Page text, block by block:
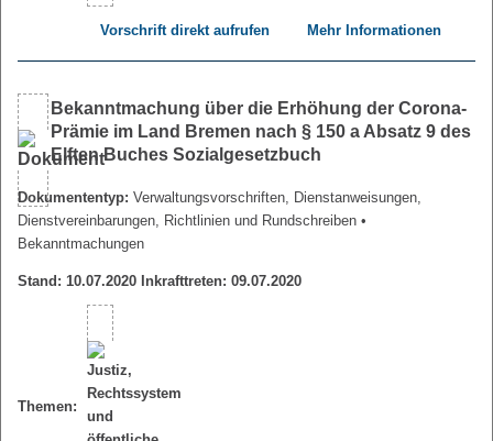
Vorschrift direkt aufrufen Mehr Informationen
Bekanntmachung über die Erhöhung der Corona-
Prämie im Land Bremen nach § 150 a Absatz 9 des
Elften Buches Sozialgesetzbuch
Dokumententyp: Verwaltungsvorschriften, Dienstanweisungen,
Dienstvereinbarungen, Richtlinien und Rundschreiben •
Bekanntmachungen
Stand: 10.07.2020 Inkrafttreten: 09.07.2020
Themen: